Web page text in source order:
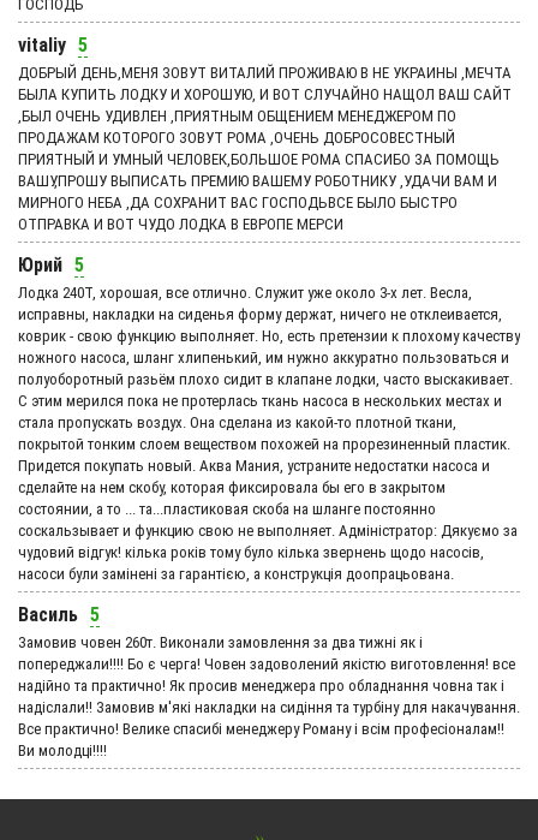
ГОСПОДЬ
vitaliy 5
ДОБРЫЙ ДЕНЬ,МЕНЯ ЗОВУТ ВИТАЛИЙ ПРОЖИВАЮ В НЕ УКРАИНЫ ,МЕЧТА
БЫЛА КУПИТЬ ЛОДКУ И ХОРОШУЮ, И ВОТ СЛУЧАЙНО НАЩОЛ ВАШ САЙТ
,БЫЛ ОЧЕНЬ УДИВЛЕН ,ПРИЯТНЫМ ОБЩЕНИЕМ МЕНЕДЖЕРОМ ПО
ПРОДАЖАМ КОТОРОГО ЗОВУТ РОМА ,ОЧЕНЬ ДОБРОСОВЕСТНЫЙ
ПРИЯТНЫЙ И УМНЫЙ ЧЕЛОВЕК,БОЛЬШОЕ РОМА СПАСИБО ЗА ПОМОЩЬ
ВАШУ,ПРОШУ ВЫПИСАТЬ ПРЕМИЮ ВАШЕМУ РОБОТНИКУ ,УДАЧИ ВАМ И
МИРНОГО НЕБА ,ДА СОХРАНИТ ВАС ГОСПОДЬВСЕ БЫЛО БЫСТРО
ОТПРАВКА И ВОТ ЧУДО ЛОДКА В ЕВРОПЕ МЕРСИ
Юрий 5
Лодка 240Т, хорошая, все отлично. Служит уже около 3-х лет. Весла,
исправны, накладки на сиденья форму держат, ничего не отклеивается,
коврик - свою функцию выполняет. Но, есть претензии к плохому качеству
ножного насоса, шланг хлипенький, им нужно аккуратно пользоваться и
полуоборотный разьём плохо сидит в клапане лодки, часто выскакивает.
С этим мерился пока не протерлась ткань насоса в нескольких местах и
стала пропускать воздух. Она сделана из какой-то плотной ткани,
покрытой тонким слоем веществом похожей на прорезиненный пластик.
Придется покупать новый. Аква Мания, устраните недостатки насоса и
сделайте на нем скобу, которая фиксировала бы его в закрытом
состоянии, а то ... та...пластиковая скоба на шланге постоянно
соскальзывает и функцию свою не выполняет. Адмiнiстратор: Дякуємо за
чудовий вiдгук! кілька років тому було кілька звернень щодо насосів,
насоси були замінені за гарантією, а конструкція доопрацьована.
Василь 5
Замовив човен 260т. Виконали замовлення за два тижні як і
попереджали!!!! Бо є черга! Човен задоволений якістю виготовлення! все
надійно та практично! Як просив менеджера про обладнання човна так і
надіслали!! Замовив м'які накладки на сидіння та турбіну для накачування.
Все практично! Велике спасибі менеджеру Роману і всім професіоналам!!
Ви молодці!!!!